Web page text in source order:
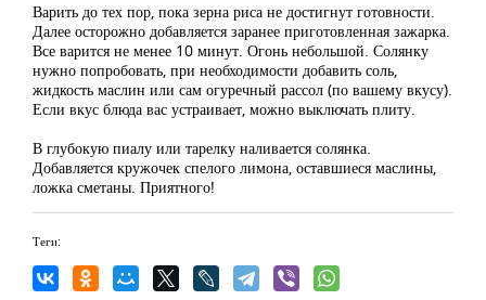
Варить до тех пор, пока зерна риса не достигнут готовности.
Далее осторожно добавляется заранее приготовленная зажарка.
Все варится не менее 10 минут. Огонь небольшой. Солянку
нужно попробовать, при необходимости добавить соль,
жидкость маслин или сам огуречный рассол (по вашему вкусу).
Если вкус блюда вас устраивает, можно выключать плиту.
В глубокую пиалу или тарелку наливается солянка.
Добавляется кружочек спелого лимона, оставшиеся маслины,
ложка сметаны. Приятного!
Теги: